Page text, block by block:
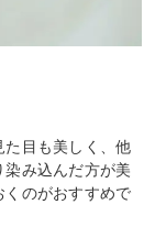
目も美しく、他
み込んだ方が美
のがおすすめで